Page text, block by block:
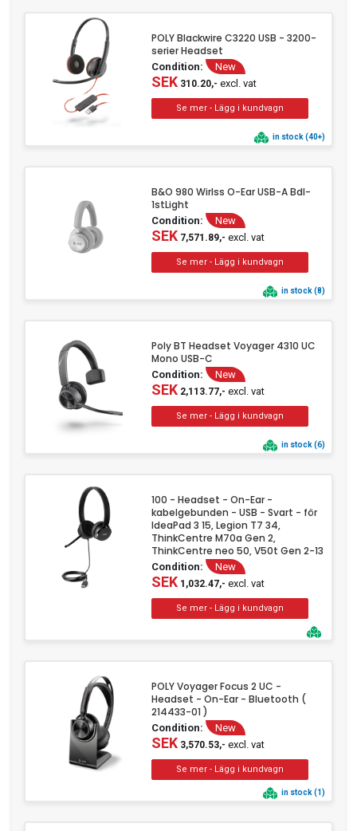
POLY Blackwire C3220 USB - 3200-
serier Headset
Condition: New
SEK310.20,- excl. vat
in stock (40+)
B&O 980 Wirlss O-Ear USB-A Bdl-
1stLight
Condition: New
SEK7,571.89,- excl. vat
in stock (8)
Poly BT Headset Voyager 4310 UC
Mono USB-C
Condition: New
SEK2,113.77,- excl. vat
in stock (6)
100 - Headset - On-Ear -
kabelgebunden - USB - Svart - för
IdeaPad 3 15, Legion T7 34,
ThinkCentre M70a Gen 2,
ThinkCentre neo 50, V50t Gen 2-13
Condition: New
SEK1,032.47,- excl. vat
POLY Voyager Focus 2 UC -
Headset - On-Ear - Bluetooth (
214433-01 )
Condition: New
SEK3,570.53,- excl. vat
in stock (1)